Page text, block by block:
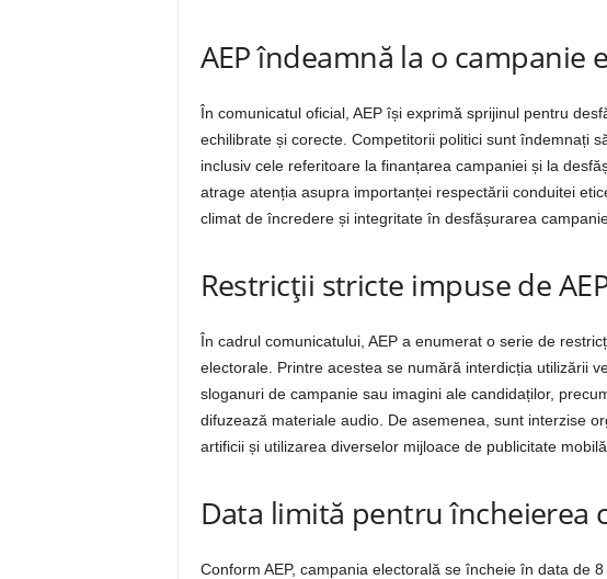
AEP îndeamnă la o campanie
În comunicatul oficial, AEP își exprimă sprijinul pentru
echilibrate și corecte. Competitorii politici sunt îndemnați
inclusiv cele referitoare la finanțarea campaniei și la
atrage atenția asupra importanței respectării conduitei
climat de încredere și integritate în desfășurarea
Restricții stricte impuse de
În cadrul comunicatului, AEP a enumerat o serie de
electorale. Printre acestea se numără interdicția utilizării
sloganuri de campanie sau imagini ale candidaților,
difuzează materiale audio. De asemenea, sunt interzise
artificii și utilizarea diverselor mijloace de publicitate mobilă
Data limită pentru încheierea
Conform AEP, campania electorală se încheie în data de